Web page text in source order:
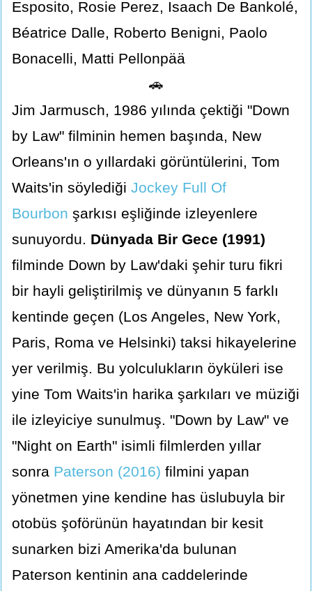
Esposito, Rosie Perez, Isaach De Bankolé,
Béatrice Dalle, Roberto Benigni, Paolo
Bonacelli, Matti Pellonpää
🚗
Jim Jarmusch, 1986 yılında çektiği "Down
by Law" filminin hemen başında, New
Orleans'ın o yıllardaki görüntülerini, Tom
Waits'in söylediği Jockey Full Of
Bourbon şarkısı eşliğinde izleyenlere
sunuyordu. Dünyada Bir Gece (1991)
filminde Down by Law'daki şehir turu fikri
bir hayli geliştirilmiş ve dünyanın 5 farklı
kentinde geçen (Los Angeles, New York,
Paris, Roma ve Helsinki) taksi hikayelerine
yer verilmiş. Bu yolculukların öyküleri ise
yine Tom Waits'in harika şarkıları ve müziği
ile izleyiciye sunulmuş. "Down by Law" ve
"Night on Earth" isimli filmlerden yıllar
sonra Paterson (2016) filmini yapan
yönetmen yine kendine has üslubuyla bir
otobüs şoförünün hayatından bir kesit
sunarken bizi Amerika'da bulunan
Paterson kentinin ana caddelerinde